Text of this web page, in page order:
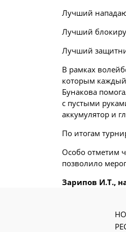
Лучший
Лучший
Лучший
В рамках
которым
Бунакова
с пустыми
аккумулятор и
По итогам
Особо отметим
позволило
Зарипов И.Т.,